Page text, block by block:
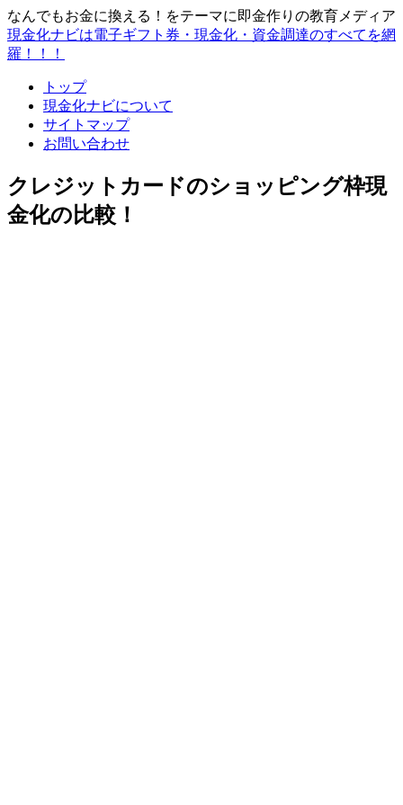
なんでもお金に換える！をテーマに即金作りの教育メディア
現金化ナビは電子ギフト券・現金化・資金調達のすべてを網
羅！！！
トップ
現金化ナビについて
サイトマップ
お問い合わせ
クレジットカードのショッピング枠現
金化の比較！